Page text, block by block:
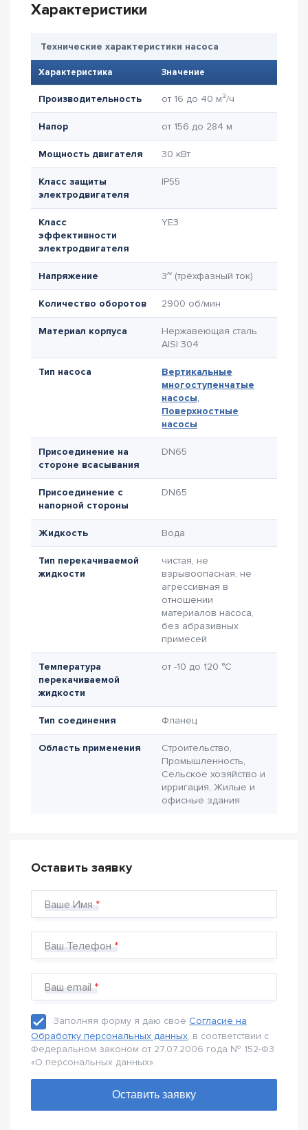
Характеристики
Технические характеристики насоса
Характеристика Значение
Производительность от 16 до 40 м³/ч
Напор от 156 до 284 м
Мощность двигателя 30 кВт
Класс защиты
электродвигателя
IP55
Класс
эффективности
электродвигателя
YE3
Напряжение 3~ (трёхфазный ток)
Количество оборотов 2900 об/мин
Материал корпуса
Нержавеющая сталь
AISI 304
Тип насоса
Вертикальные
многоступенчатые
насосы,
Поверхностные
насосы
Присоединение на
стороне всасывания
DN65
Присоединение с
напорной стороны
DN65
Жидкость Вода
Тип перекачиваемой
жидкости
чистая, не
взрывоопасная, не
агрессивная в
отношении
материалов насоса,
без абразивных
примесей
Температура
перекачиваемой
жидкости
от -10 до 120 °C
Тип соединения Фланец
Область применения
Строительство,
Промышленность,
Сельское хозяйство и
ирригация, Жилые и
офисные здания
Оставить заявку
Ваше Имя
Ваш Телефон
Ваш email
Заполняя форму я даю своё Согласие на
Обработку персональных данных, в соответствии с
Федеральном законом от 27.07.2006 года № 152-Ф3
«О персональных данных».